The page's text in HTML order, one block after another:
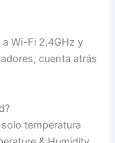
a Wi-Fi 2,4GHz y
cuenta atrás
temperatura